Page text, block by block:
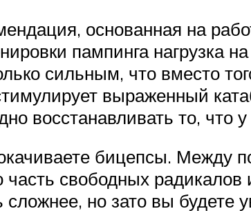
основанная на
пампинга нагрузка
сильным, что вместо
выраженный
восстанавливать то, что
бицепсы. Между
часть свободных
сложнее, но зато вы будете